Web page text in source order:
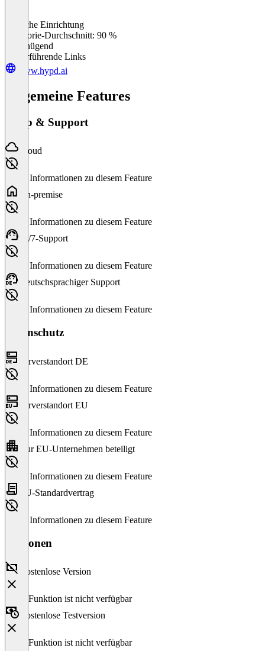
Einfache Einrichtung
Kategorie-Durchschnitt: 90 %
Ungenügend
Weiterführende Links
www.hypd.ai
Allgemeine Features
Setup & Support
Cloud
Keine Informationen zu diesem Feature
On-premise
Keine Informationen zu diesem Feature
24/7-Support
Keine Informationen zu diesem Feature
Deutschsprachiger Support
Keine Informationen zu diesem Feature
Datenschutz
Serverstandort DE
Keine Informationen zu diesem Feature
Serverstandort EU
Keine Informationen zu diesem Feature
Nur EU-Unternehmen beteiligt
Keine Informationen zu diesem Feature
EU-Standardvertrag
Keine Informationen zu diesem Feature
Versionen
Kostenlose Version
Diese Funktion ist nicht verfügbar
Kostenlose Testversion
Diese Funktion ist nicht verfügbar